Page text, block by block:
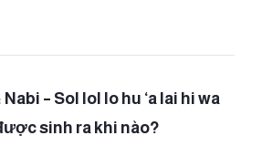
– Sol lol lo hu ‘a lai hi wa
sinh ra khi nào?